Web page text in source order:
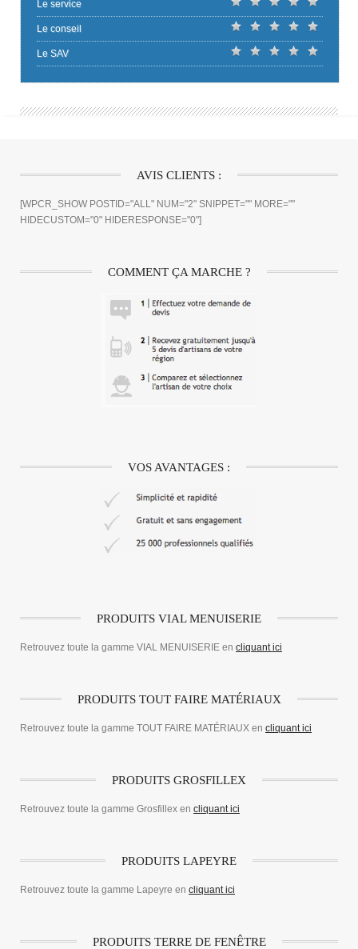
Le service
Le conseil
Le SAV
AVIS CLIENTS :
[WPCR_SHOW POSTID="ALL" NUM="2" SNIPPET="" MORE=""
HIDECUSTOM="0" HIDERESPONSE="0"]
COMMENT ÇA MARCHE ?
VOS AVANTAGES :
PRODUITS VIAL MENUISERIE
Retrouvez toute la gamme VIAL MENUISERIE en cliquant ici
PRODUITS TOUT FAIRE MATÉRIAUX
Retrouvez toute la gamme TOUT FAIRE MATÉRIAUX en cliquant ici
PRODUITS GROSFILLEX
Retrouvez toute la gamme Grosfillex en cliquant ici
PRODUITS LAPEYRE
Retrouvez toute la gamme Lapeyre en cliquant ici
PRODUITS TERRE DE FENÊTRE